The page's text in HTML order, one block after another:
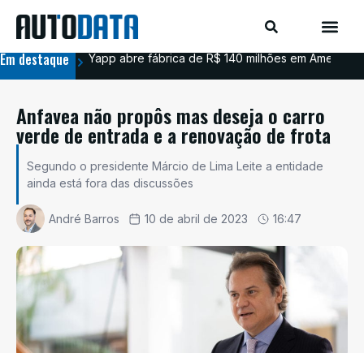
Em destaque Yapp abre fábrica de R$ 140 milhões em
Anfavea não propôs mas deseja o carro
verde de entrada e a renovação de frota
Segundo o presidente Márcio de Lima Leite a entidade
ainda está fora das discussões
André Barros 10 de abril de 2023 16:47